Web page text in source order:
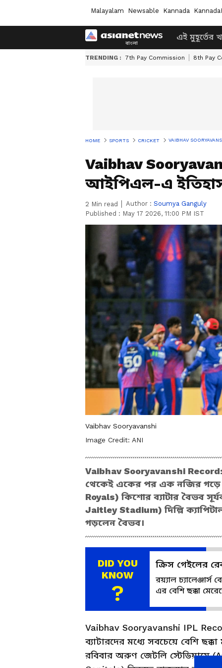
Malayalam Newsable Kannada
এই মুহূর্তের
TRENDING : 7th Pay Commission 8th Pay
HOME SPORTS CRICKET VAIBHAV
Vaibhav
আইপিএল-এ ইতিহাস
2 Min read Author : Soumya Ganguly
Published : May 17 2026, 11:00 PM IST
Vaibhav Sooryavanshi
Image Credit: ANI
Vaibhav Sooryavanshi
থেকেই একের পর এক নজির গড়ে
Royals) কিশোর ব্যাটার বৈভব
Jaitley Stadium) দিল্লি
গড়লেন বৈভব।
DID YOU
KNOW
?
ক্রিস গেইলের
রয়্যাল
এর বেশি ছক্কা
Vaibhav Sooryavanshi IPL
ব্যাটারদের মধ্যে সবচেয়ে বেশি
রবিবার অরুণ জেটলি স্টেডিয়ামে